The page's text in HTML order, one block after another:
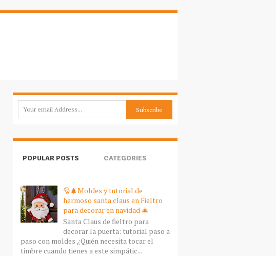
POPULAR POSTS CATEGORIES
🎅🎄Moldes y tutorial de
hermoso santa claus en Fieltro
para decorar en navidad 🎄
Santa Claus de fieltro para
decorar la puerta: tutorial paso a
paso con moldes ¿Quién necesita tocar el
timbre cuando tienes a este simpátic...